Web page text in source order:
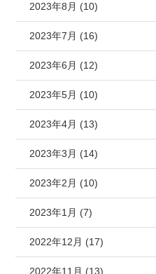
2023年8月 (10)
2023年7月 (16)
2023年6月 (12)
2023年5月 (10)
2023年4月 (13)
2023年3月 (14)
2023年2月 (10)
2023年1月 (7)
2022年12月 (17)
2022年11月 (13)